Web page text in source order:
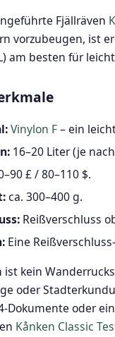
Fjällräven
vorzubeugen, ist
am besten für
Vinylon F– ein
16–20 Liter (je
£ / 80–110 $.
ca. 300–400 g.
Reißverschluss
Eine
ist kein
oder
Dokumente oder
Kånken Classic